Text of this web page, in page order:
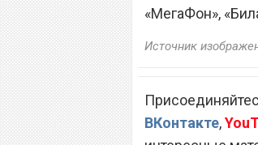
«МегаФон»,
Источник
ВКонтакте,